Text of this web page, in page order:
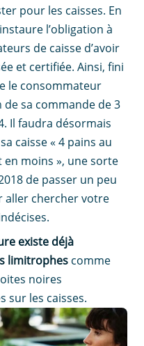
pour les caisses. En
instaure l’obligation à
de caisse d’avoir
et certifiée. Ainsi, fini
le consommateur
sa commande de 3
Il faudra désormais
caisse « 4 pains au
en moins », une sorte
de passer un peu
aller chercher votre
existe déjà
limitrophes comme
noires
sur les caisses.